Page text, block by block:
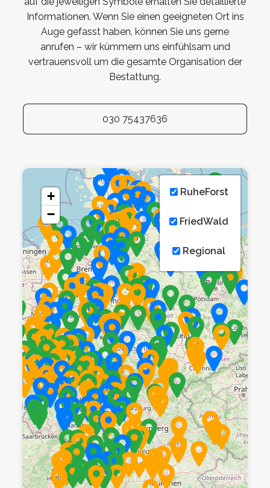
Informationen. Wenn Sie einen geeigneten Ort ins
Auge gefasst haben, können Sie uns gerne
anrufen – wir kümmern uns einfühlsam und
vertrauensvoll um die gesamte Organisation der
Bestattung.
030 75437636
+
−
RuheForst
FriedWald
Regional